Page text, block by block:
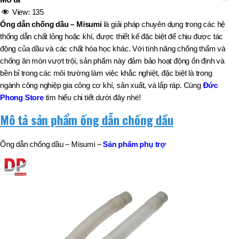
View: 135
Ống dẫn chống dầu – Misumilà giải pháp chuyên dụng trong các hệ
thống dẫn chất lỏng hoặc khí, được thiết kế đặc biệt để chịu được tác
động của dầu và các chất hóa học khác. Với tính năng chống thấm và
chống ăn mòn vượt trội, sản phẩm này đảm bảo hoạt động ổn định và
bền bỉ trong các môi trường làm việc khắc nghiệt, đặc biệt là trong
ngành công nghiệp gia công cơ khí, sản xuất, và lắp ráp. Cùng Đức
Phong Storetìm hiểu chi tiết dưới đây nhé!
Mô tả sản phẩm ống dẫn chống dầu
Ống dẫn chống dầu – Misumi –Sản phẩm phụ trợ